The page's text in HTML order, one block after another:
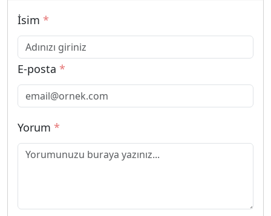
İsim *
E-posta *
Yorum *